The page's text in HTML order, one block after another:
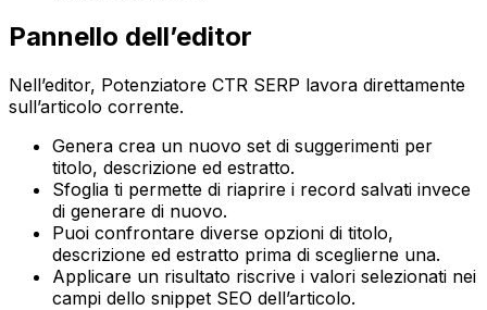
Pannello dell’editor
Nell’editor, Potenziatore CTR SERP lavora direttamente
sull’articolo corrente.
Genera crea un nuovo set di suggerimenti per
titolo, descrizione ed estratto.
Sfoglia ti permette di riaprire i record salvati invece
di generare di nuovo.
Puoi confrontare diverse opzioni di titolo,
descrizione ed estratto prima di sceglierne una.
Applicare un risultato riscrive i valori selezionati nei
campi dello snippet SEO dell’articolo.